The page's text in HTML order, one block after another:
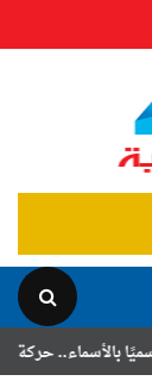
حركة الترقيات